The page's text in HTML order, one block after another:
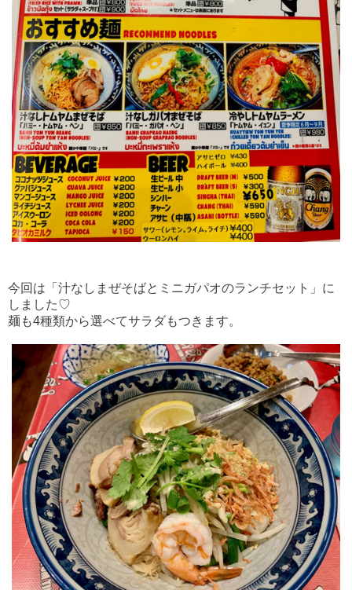
今回は「汁なしまぜそばとミニガパオのランチセット」に
しました♡
麺も4種類から選べてサラダもつきます。